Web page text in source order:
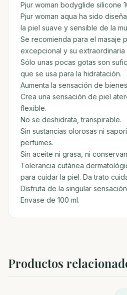
Pjur woman bodyglide silicone
Pjur woman aqua ha sido
la piel suave y sensible de la
Se recomienda para el masaje
excepcional y su extraordinaria
Sólo unas pocas gotas son
que se usa para la hidratación.
Aumenta la sensación de
Crea una sensación de piel
flexible.
No se deshidrata, transpirable.
Sin sustancias olorosas ni
perfumes.
Sin aceite ni grasa, ni
Tolerancia cutánea
para cuidar la piel. Da trato
Disfruta de la singular
Envase de 100 ml.
Productos